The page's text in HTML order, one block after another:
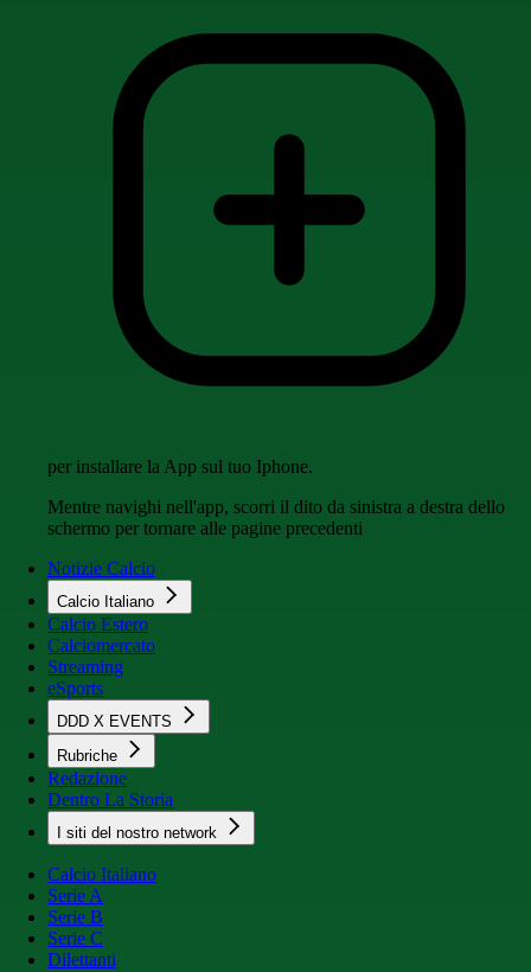
per installare la App sul tuo Iphone.
Mentre navighi nell'app, scorri il dito da sinistra a destra dello
schermo per tornare alle pagine precedenti
Notizie Calcio
Calcio Italiano
Calcio Estero
Calciomercato
Streaming
eSports
DDD X EVENTS
Rubriche
Redazione
Dentro La Storia
I siti del nostro network
Calcio Italiano
Serie A
Serie B
Serie C
Dilettanti